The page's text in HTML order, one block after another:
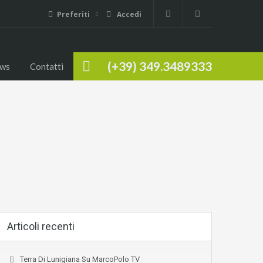
Preferiti Accedi
(+39) 349.3489333
Contatti
Articoli recenti
Terra Di Lunigiana Su MarcoPolo TV